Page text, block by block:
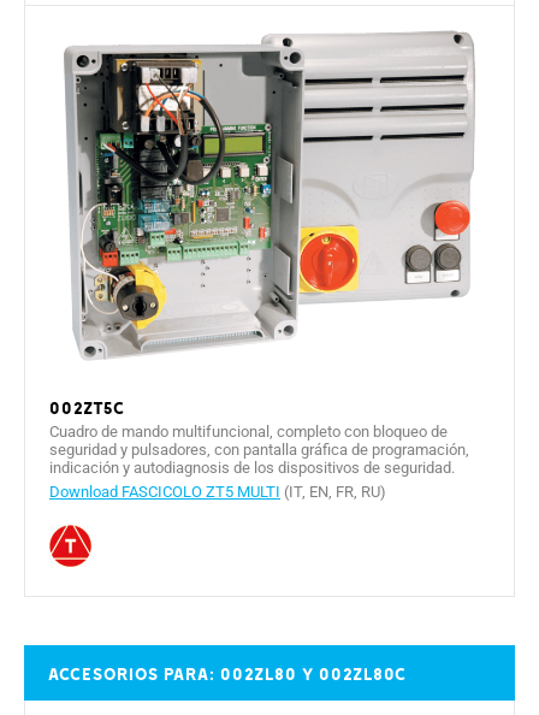
002ZT5C
Cuadro de mando multifuncional, completo con bloqueo de
seguridad y pulsadores, con pantalla gráfica de programación,
indicación y autodiagnosis de los dispositivos de seguridad.
Download FASCICOLO ZT5 MULTI (IT, EN, FR, RU)
Accesorios para: 002ZL80 y 002ZL80C